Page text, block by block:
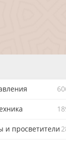
и просветители